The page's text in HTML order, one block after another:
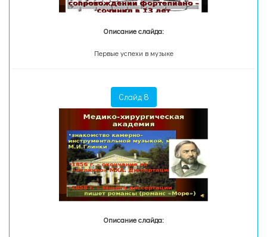
Описание слайда:
Первые успехи в музыке
Слайд 8
Описание слайда: